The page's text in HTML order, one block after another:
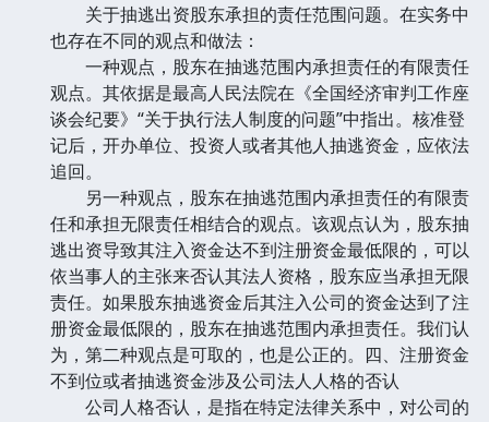
关于抽逃出资股东承担的责任范围问题。在实务中
也存在不同的观点和做法：
一种观点，股东在抽逃范围内承担责任的有限责任
观点。其依据是最高人民法院在《全国经济审判工作座
谈会纪要》“关于执行法人制度的问题”中指出。核准登
记后，开办单位、投资人或者其他人抽逃资金，应依法
追回。
另一种观点，股东在抽逃范围内承担责任的有限责
任和承担无限责任相结合的观点。该观点认为，股东抽
逃出资导致其注入资金达不到注册资金最低限的，可以
依当事人的主张来否认其法人资格，股东应当承担无限
责任。如果股东抽逃资金后其注入公司的资金达到了注
册资金最低限的，股东在抽逃范围内承担责任。我们认
为，第二种观点是可取的，也是公正的。四、注册资金
不到位或者抽逃资金涉及公司法人人格的否认
公司人格否认，是指在特定法律关系中，对公司的